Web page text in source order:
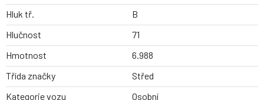
Hluk tř.
B
Hlučnost
71
Hmotnost
6.988
Třída značky
Střed
Kategorie vozu
Osobní